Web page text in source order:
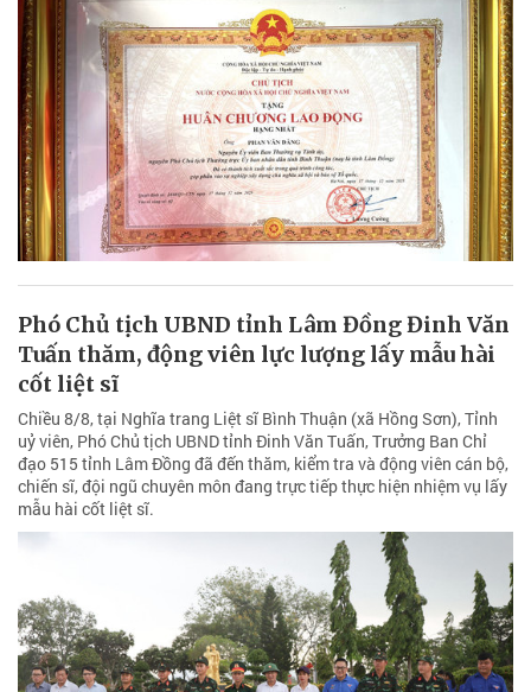
Phó Chủ tịch UBND tỉnh Lâm Đồng Đinh Văn
Tuấn thăm, động viên lực lượng lấy mẫu hài
cốt liệt sĩ
Chiều 8/8, tại Nghĩa trang Liệt sĩ Bình Thuận (xã Hồng Sơn), Tỉnh
uỷ viên, Phó Chủ tịch UBND tỉnh Đinh Văn Tuấn, Trưởng Ban Chỉ
đạo 515 tỉnh Lâm Đồng đã đến thăm, kiểm tra và động viên cán bộ,
chiến sĩ, đội ngũ chuyên môn đang trực tiếp thực hiện nhiệm vụ lấy
mẫu hài cốt liệt sĩ.